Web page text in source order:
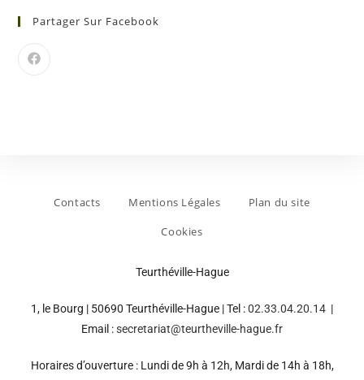
Partager Sur Facebook
Contacts Mentions Légales
Plan du site
Cookies
Teurthéville-Hague
1, le Bourg | 50690 Teurthéville-Hague | Tel :02.33.04.20.14 |
Email :secretariat@teurtheville-hague.fr
Horaires d’ouverture : Lundi de 9h à 12h, Mardi de 14h à 18h,